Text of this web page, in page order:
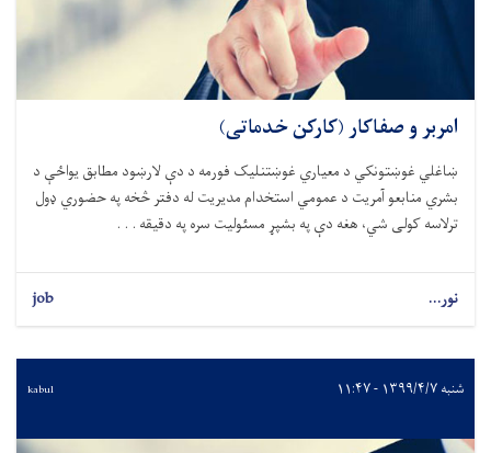
امربر و صفاکار (کارکن خدماتی)
ښاغلي غوښتونکي د معياري غوښتنليک فورمه د دې لارښود مطابق يواځې د
بشري منابعو آمريت د عمومي استخدام مديريت له دفتر څخه په حضوري ډول
ترلاسه کولی شي، هغه دې په بشپړ مسئوليت سره په دقیقه . . .
نور... job
شنبه ۱۳۹۹/۴/۷ - ۱۱:۴۷ kabul